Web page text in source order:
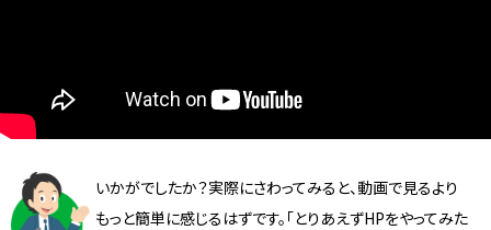
いかがでしたか？実際にさわってみると、動画で見るより
もっと簡単に感じるはずです。「とりあえずHPをやってみた